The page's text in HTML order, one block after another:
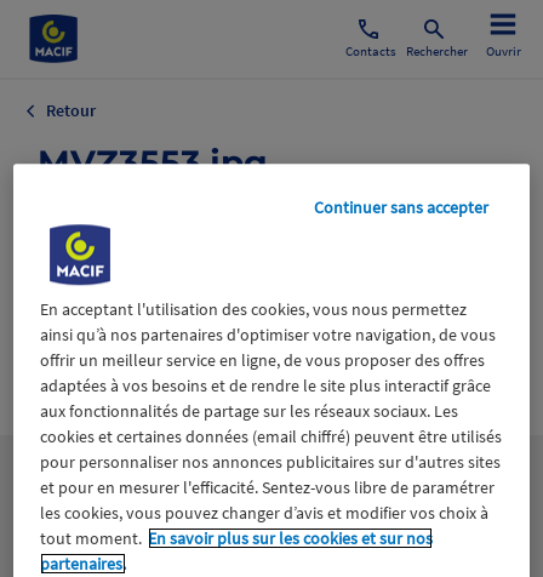
Contacts Rechercher Ouvrir
Retour
_MVZ3553.jpg
Certifié avec Wiztrust
trusted
sources
En acceptant l'utilisation des cookies, vous nous permettez
ainsi qu’à nos partenaires d'optimiser votre navigation, de vous
offrir un meilleur service en ligne, de vous proposer des offres
adaptées à vos besoins et de rendre le site plus interactif grâce
aux fonctionnalités de partage sur les réseaux sociaux. Les
cookies et certaines données (email chiffré) peuvent être utilisés
pour personnaliser nos annonces publicitaires sur d'autres sites
et pour en mesurer l'efficacité. Sentez-vous libre de paramétrer
les cookies, vous pouvez changer d’avis et modifier vos choix à
tout moment. En savoir plus sur les cookies et sur nos
partenaires.
Continuer sans accepter